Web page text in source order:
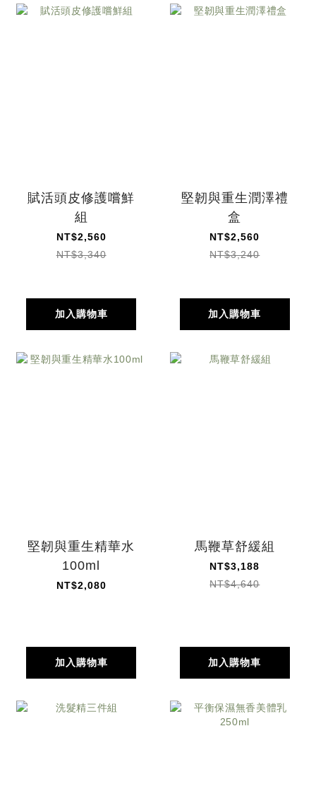
賦活頭皮修護嚐鮮
組
NT$2,560
NT$3,340
加入購物車
堅韌與重生潤澤禮
盒
NT$2,560
NT$3,240
加入購物車
堅韌與重生精華水
100ml
NT$2,080
加入購物車
馬鞭草舒緩組
NT$3,188
NT$4,640
加入購物車